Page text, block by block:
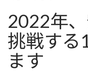
2022年
挑戦する
ます